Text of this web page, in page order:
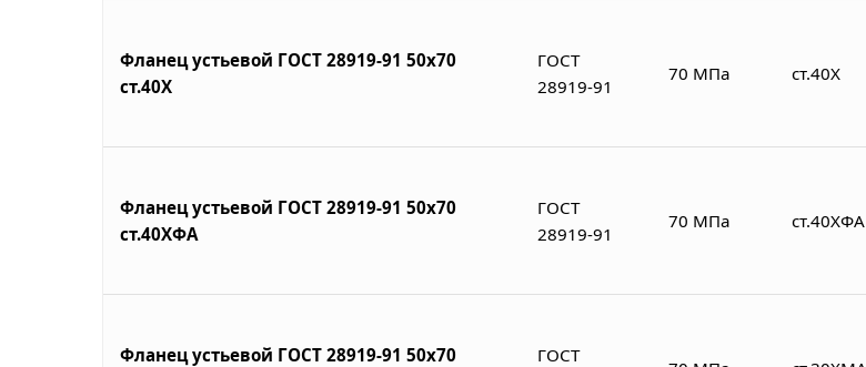
Фланец устьевой ГОСТ 28919-91 50х70
ст.40Х
ГОСТ
28919-91
70 МПа ст.40Х
Фланец устьевой ГОСТ 28919-91 50х70
ст.40ХФА
ГОСТ
28919-91
70 МПа ст.40ХФА
Фланец устьевой ГОСТ 28919-91 50х70 ГОСТ